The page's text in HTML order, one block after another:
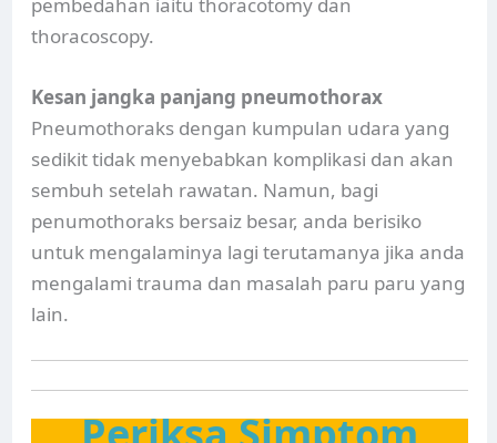
thoracoscopy.
Kesan jangka panjang pneumothorax
Pneumothoraks dengan kumpulan udara yang
sedikit tidak menyebabkan komplikasi dan akan
sembuh setelah rawatan. Namun, bagi
penumothoraks bersaiz besar, anda berisiko
untuk mengalaminya lagi terutamanya jika anda
mengalami trauma dan masalah paru paru yang
lain.